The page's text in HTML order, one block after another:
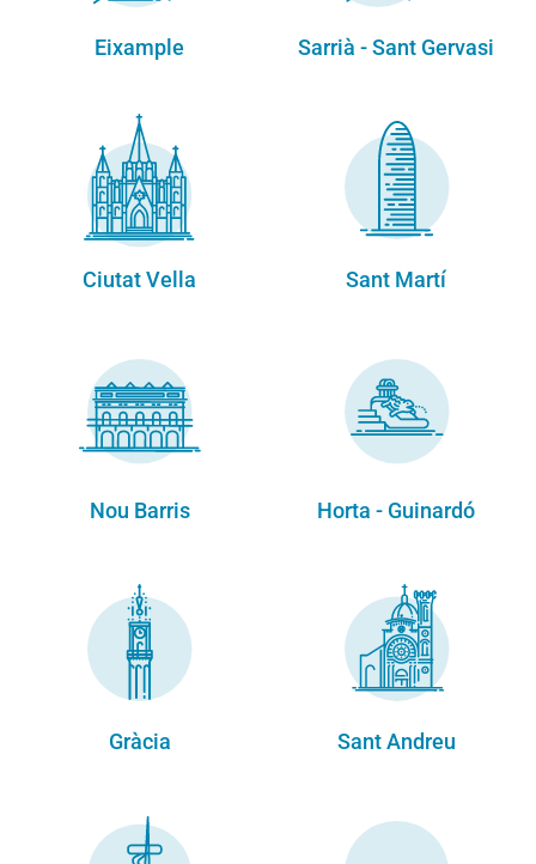
Eixample Sarrià - Sant Gervasi
Ciutat Vella Sant Martí
Nou Barris Horta - Guinardó
Gràcia Sant Andreu